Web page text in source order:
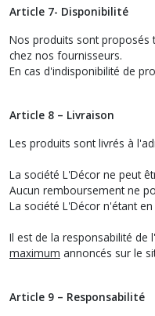
Article 7- Disponibilité
Nos produits sont proposés
chez nos fournisseurs.
En cas d'indisponibilité de
Article 8 – Livraison
Les produits sont livrés à
La société L'Décor ne peut
Aucun remboursement ne
La société L'Décor n'étant
Il est de la responsabilité de
maximum annoncés sur le
Article 9 – Responsabilité